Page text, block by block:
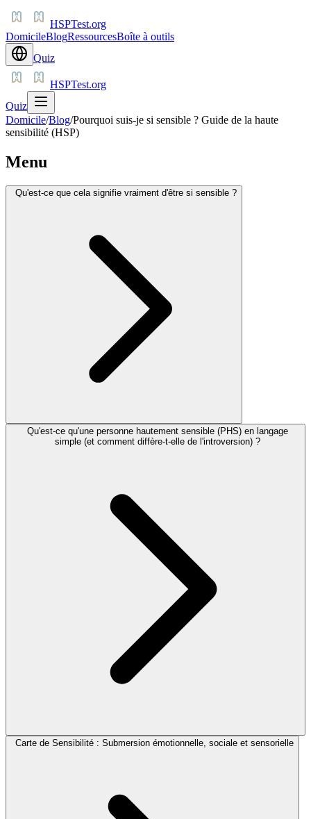
HSPTest.org
DomicileBlogRessourcesBoîte à outils
Quiz
HSPTest.org
Quiz
Domicile/Blog/Pourquoi suis-je si sensible ? Guide de la haute
sensibilité (HSP)
Menu
Qu'est-ce que cela signifie vraiment d'être si sensible ?
Qu'est-ce qu'une personne hautement sensible (PHS) en langage
simple (et comment diffère-t-elle de l'introversion) ?
Carte de Sensibilité : Submersion émotionnelle, sociale et sensorielle